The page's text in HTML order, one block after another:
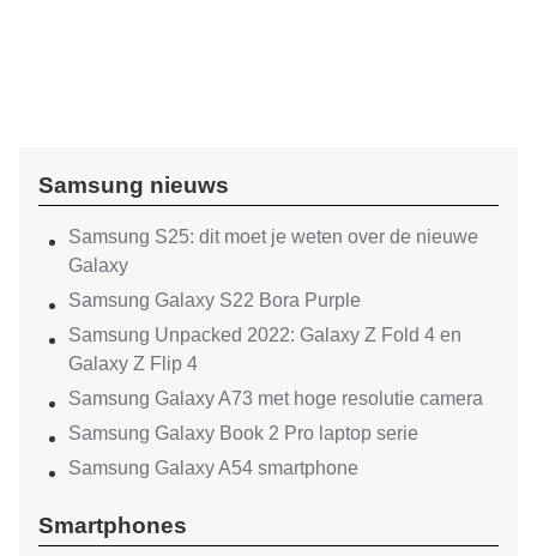
Samsung nieuws
Samsung S25: dit moet je weten over de nieuwe
Galaxy
Samsung Galaxy S22 Bora Purple
Samsung Unpacked 2022: Galaxy Z Fold 4 en
Galaxy Z Flip 4
Samsung Galaxy A73 met hoge resolutie camera
Samsung Galaxy Book 2 Pro laptop serie
Samsung Galaxy A54 smartphone
Smartphones